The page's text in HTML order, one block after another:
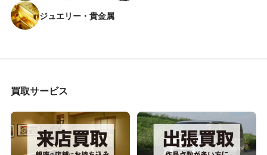
ジュエリー・貴金属
買取サービス